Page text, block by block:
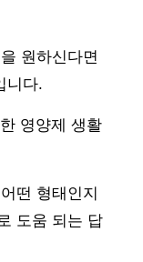
원하신다면
니다.
영양제 생활
떤 형태인지
도움 되는 답